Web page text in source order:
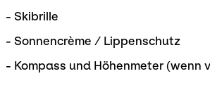
- Skibrille
- Sonnencrème / Lippenschutz
- Kompass und Höhenmeter (wenn